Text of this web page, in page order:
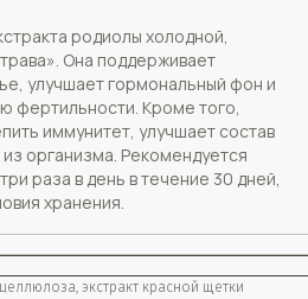
родиолы холодной,
Она поддерживает
улучшает гормональный фон и
фертильности. Кроме того,
иммунитет, улучшает состав
организма. Рекомендуется
раза в день в течение 30 дней,
хранения.
экстракт красной щетки